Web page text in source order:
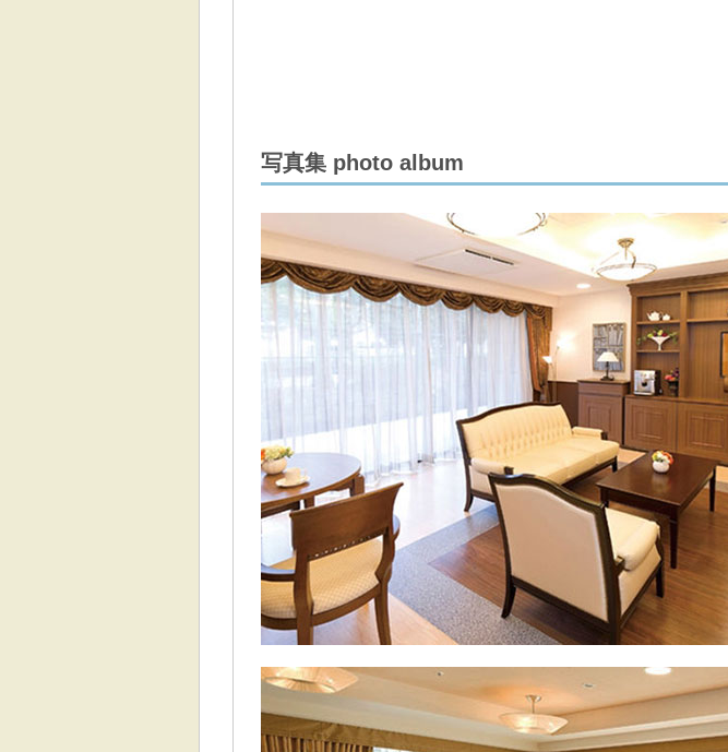
写真集 photo album